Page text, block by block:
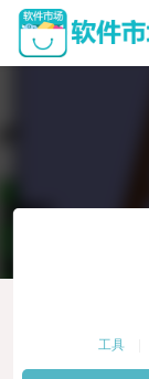
工具